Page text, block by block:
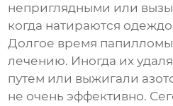
неприглядными или
когда натираются
Долгое время
лечению. Иногда их
путем или выжигали
не очень эффективно.